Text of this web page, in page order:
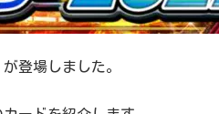
登場しました。